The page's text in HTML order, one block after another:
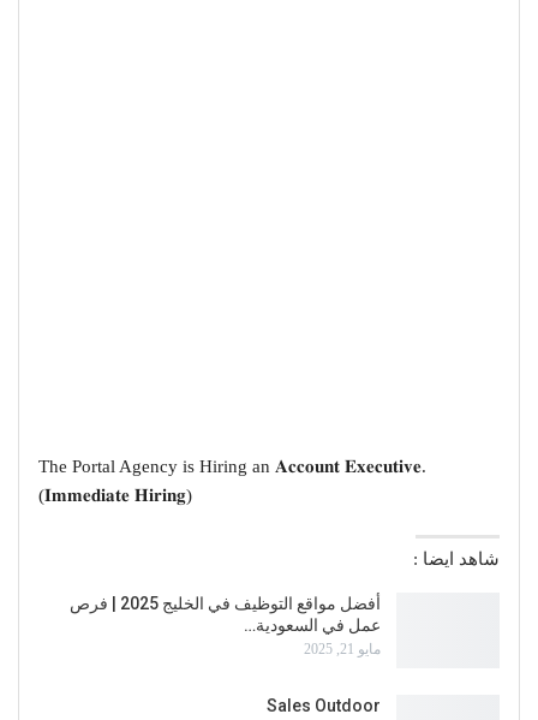
The Portal Agency is Hiring an 𝐀𝐜𝐜𝐨𝐮𝐧𝐭 𝐄𝐱𝐞𝐜𝐮𝐭𝐢𝐯𝐞.
(𝐈𝐦𝐦𝐞𝐝𝐢𝐚𝐭𝐞 𝐇𝐢𝐫𝐢𝐧𝐠)
شاهد ايضا :
أفضل مواقع التوظيف في الخليج 2025 | فرص
عمل في السعودية…
مايو 21, 2025
Sales Outdoor